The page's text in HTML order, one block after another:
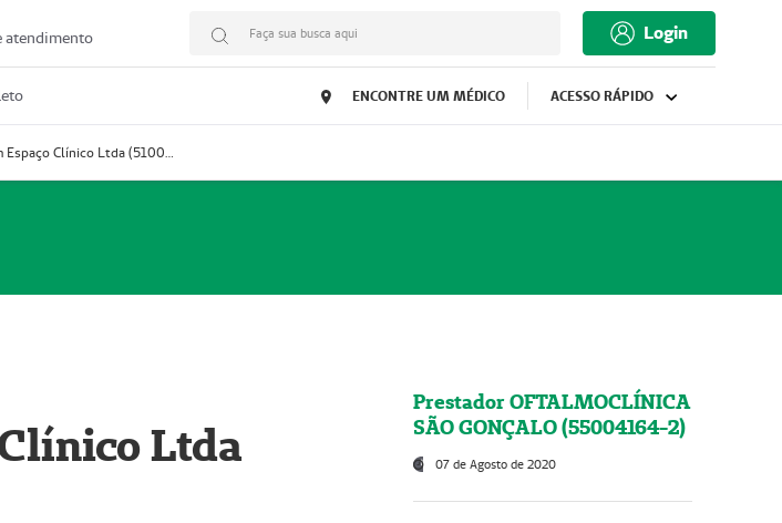
atendimento Faça sua busca aqui Login
ENCONTRE UM MÉDICO ACESSO RÁPIDO
Prestador Mosaicum Espaço Clínico Ltda (51004352-0)
Ltda
Prestador OFTALMOCLÍNICA
SÃO GONÇALO (55004164-2)
07 de Agosto de 2020